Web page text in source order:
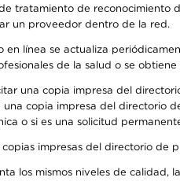
tratamiento de reconocimiento
un proveedor dentro de la red.
en línea se actualiza
de la salud o se
una copia impresa del
una copia impresa del directorio
o si es una solicitud
impresas del directorio de
los mismos niveles de